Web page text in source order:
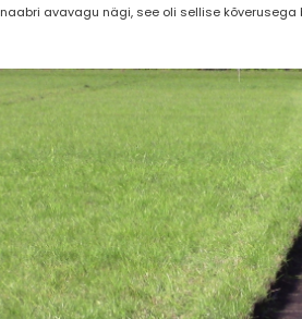
naabri avavagu nägi, see oli sellise